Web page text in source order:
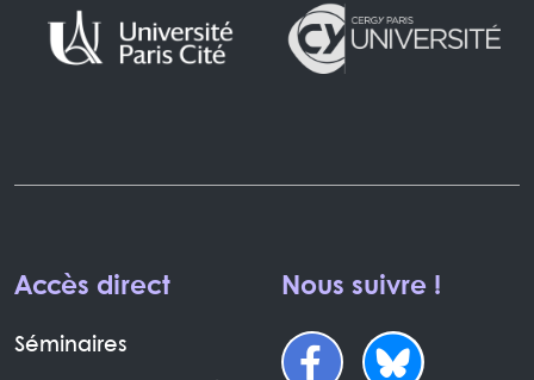
Accès direct
Séminaires
Nous suivre !